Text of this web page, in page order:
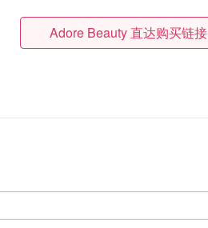
Adore Beauty 直达购买链接